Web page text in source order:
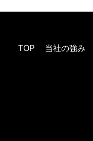
TOP 当社の強み